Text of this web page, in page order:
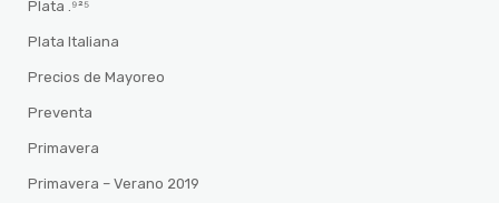
Plata .⁹²⁵
Plata Italiana
Precios de Mayoreo
Preventa
Primavera
Primavera – Verano 2019